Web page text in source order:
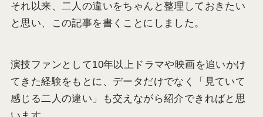
それ以来、二人の違いをちゃんと整理しておきたい
と思い、この記事を書くことにしました。
演技ファンとして10年以上ドラマや映画を追いかけ
てきた経験をもとに、データだけでなく「見ていて
感じる二人の違い」も交えながら紹介できればと思